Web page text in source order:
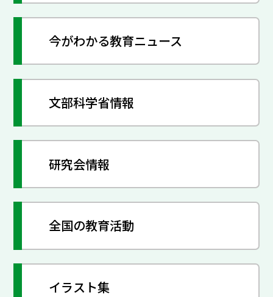
今がわかる教育ニュース
文部科学省情報
研究会情報
全国の教育活動
イラスト集